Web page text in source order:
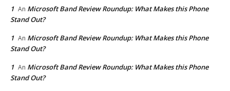
1 An Microsoft Band Review Roundup: What Makes this Phone
Stand Out?
1 An Microsoft Band Review Roundup: What Makes this Phone
Stand Out?
1 An Microsoft Band Review Roundup: What Makes this Phone
Stand Out?